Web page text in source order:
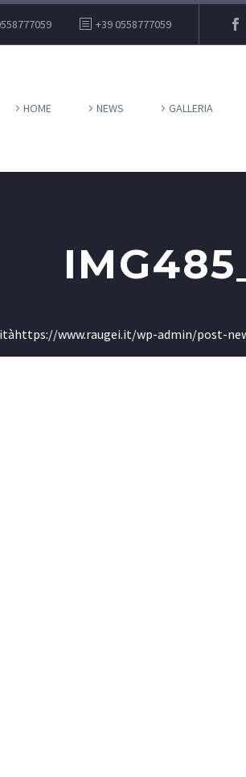
+39 0558777059
HOME NEWS GALLERIA
www.raugei.it/wp-admin/post-